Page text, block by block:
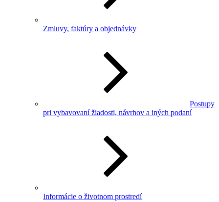
Zmluvy, faktúry a objednávky
Postupy
pri vybavovaní žiadosti, návrhov a iných podaní
Informácie o životnom prostredí